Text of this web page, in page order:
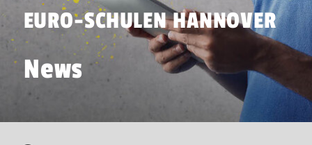
EURO-SCHULEN HANNOVER
News